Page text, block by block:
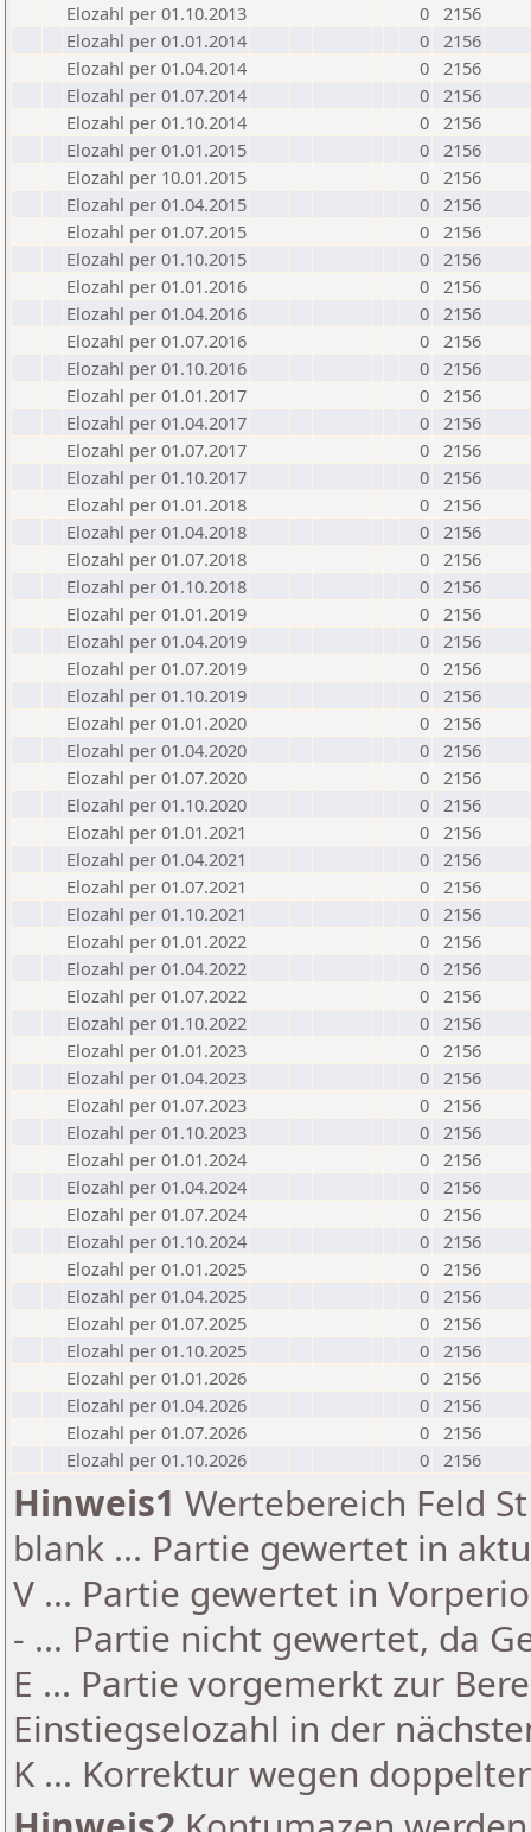
Elozahl per 01.10.2013
0 2156
Elozahl per 01.01.2014
0 2156
Elozahl per 01.04.2014
0 2156
Elozahl per 01.07.2014
0 2156
Elozahl per 01.10.2014
0 2156
Elozahl per 01.01.2015
0 2156
Elozahl per 10.01.2015
0 2156
Elozahl per 01.04.2015
0 2156
Elozahl per 01.07.2015
0 2156
Elozahl per 01.10.2015
0 2156
Elozahl per 01.01.2016
0 2156
Elozahl per 01.04.2016
0 2156
Elozahl per 01.07.2016
0 2156
Elozahl per 01.10.2016
0 2156
Elozahl per 01.01.2017
0 2156
Elozahl per 01.04.2017
0 2156
Elozahl per 01.07.2017
0 2156
Elozahl per 01.10.2017
0 2156
Elozahl per 01.01.2018
0 2156
Elozahl per 01.04.2018
0 2156
Elozahl per 01.07.2018
0 2156
Elozahl per 01.10.2018
0 2156
Elozahl per 01.01.2019
0 2156
Elozahl per 01.04.2019
0 2156
Elozahl per 01.07.2019
0 2156
Elozahl per 01.10.2019
0 2156
Elozahl per 01.01.2020
0 2156
Elozahl per 01.04.2020
0 2156
Elozahl per 01.07.2020
0 2156
Elozahl per 01.10.2020
0 2156
Elozahl per 01.01.2021
0 2156
Elozahl per 01.04.2021
0 2156
Elozahl per 01.07.2021
0 2156
Elozahl per 01.10.2021
0 2156
Elozahl per 01.01.2022
0 2156
Elozahl per 01.04.2022
0 2156
Elozahl per 01.07.2022
0 2156
Elozahl per 01.10.2022
0 2156
Elozahl per 01.01.2023
0 2156
Elozahl per 01.04.2023
0 2156
Elozahl per 01.07.2023
0 2156
Elozahl per 01.10.2023
0 2156
Elozahl per 01.01.2024
0 2156
Elozahl per 01.04.2024
0 2156
Elozahl per 01.07.2024
0 2156
Elozahl per 01.10.2024
0 2156
Elozahl per 01.01.2025
0 2156
Elozahl per 01.04.2025
0 2156
Elozahl per 01.07.2025
0 2156
Elozahl per 01.10.2025
0 2156
Elozahl per 01.01.2026
0 2156
Elozahl per 01.04.2026
0 2156
Elozahl per 01.07.2026
0 2156
Elozahl per 01.10.2026
0 2156
Hinweis1 Wertebereich Feld
blank ... Partie gewertet in
V ... Partie gewertet in
- ... Partie nicht gewertet, da
E ... Partie vorgemerkt zur
Einstiegselozahl in der
K ... Korrektur wegen